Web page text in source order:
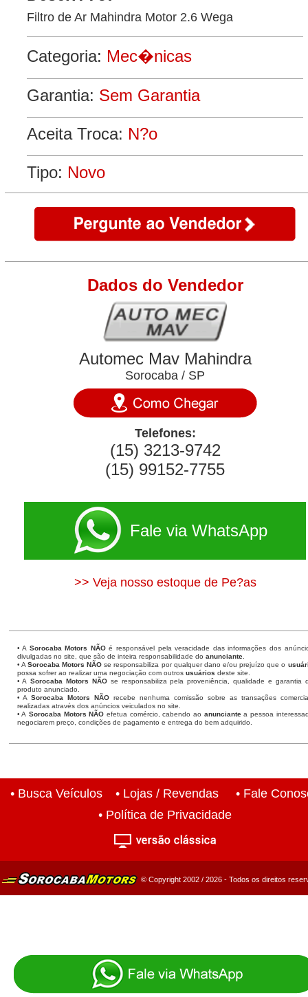
Filtro de Ar Mahindra Motor 2.6 Wega
Categoria: Mec�nicas
Garantia: Sem Garantia
Aceita Troca: N?o
Tipo: Novo
Dados do Vendedor
Automec Mav Mahindra
Sorocaba / SP
Telefones:
(15) 3213-9742
(15) 99152-7755
Fale via WhatsApp
>> Veja nosso estoque de Pe?as
• A Sorocaba Motors NÃOé responsável pela veracidade das informações dos
divulgadas no site, que são de inteira responsabilidade do anunciante.
• A Sorocaba Motors NÃO se responsabiliza por qualquer dano e/ou prejuízo que o
possa sofrer ao realizar uma negociação com outros usuários deste site.
• A Sorocaba Motors NÃOse responsabiliza pela proveniência, qualidade e garantia
produto anunciado.
• ASorocaba Motors NÃO recebe nenhuma comissão sobre as transações
realizadas através dos anúncios veiculados no site.
• A Sorocaba Motors NÃO efetua comércio, cabendo ao anunciantea pessoa
negociarem preço, condições de pagamento e entrega do bem adquirido.